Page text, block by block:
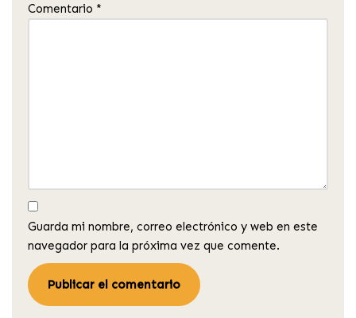
Comentario *
Guarda mi nombre, correo electrónico y web en este
navegador para la próxima vez que comente.